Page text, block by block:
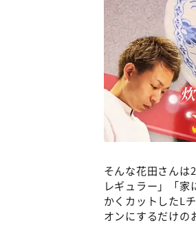
そんな花田さんは
レギュラー」「
かくカットしたL
オンにするだけの